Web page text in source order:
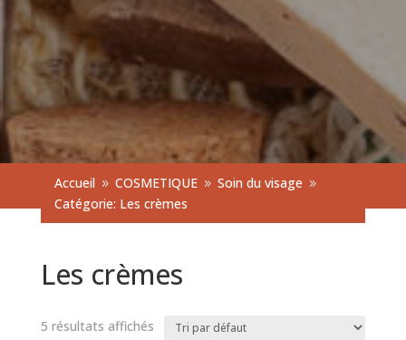
Accueil 9 COSMETIQUE 9 Soin du visage 9
Catégorie: Les crèmes
Les crèmes
5 résultats affichés